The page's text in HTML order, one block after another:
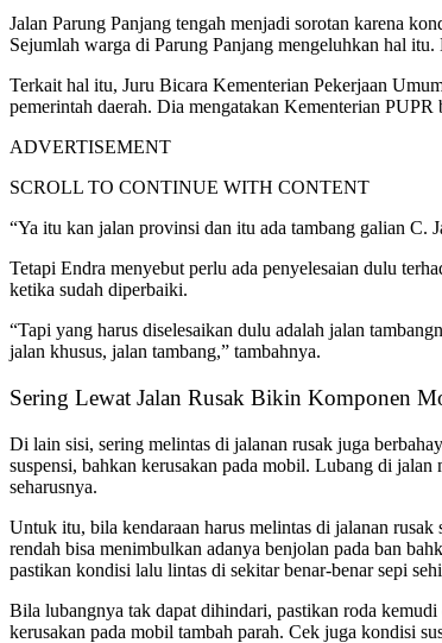
Jalan Parung Panjang tengah menjadi sorotan karena
Sejumlah warga di Parung Panjang mengeluhkan hal
Terkait hal itu, Juru Bicara Kementerian Pekerjaan
pemerintah daerah. Dia mengatakan Kementerian
ADVERTISEMENT
SCROLL TO CONTINUE WITH CONTENT
“Ya itu kan jalan provinsi dan itu ada tambang galian C.
Tetapi Endra menyebut perlu ada penyelesaian dulu
ketika sudah diperbaiki.
“Tapi yang harus diselesaikan dulu adalah jalan
jalan khusus, jalan tambang,” tambahnya.
Sering Lewat Jalan Rusak Bikin Komponen
Di lain sisi, sering melintas di jalanan rusak juga
suspensi, bahkan kerusakan pada mobil. Lubang di
seharusnya.
Untuk itu, bila kendaraan harus melintas di jalanan rusak
rendah bisa menimbulkan adanya benjolan pada ban
pastikan kondisi lalu lintas di sekitar benar-benar sepi
Bila lubangnya tak dapat dihindari, pastikan roda
kerusakan pada mobil tambah parah. Cek juga kondisi